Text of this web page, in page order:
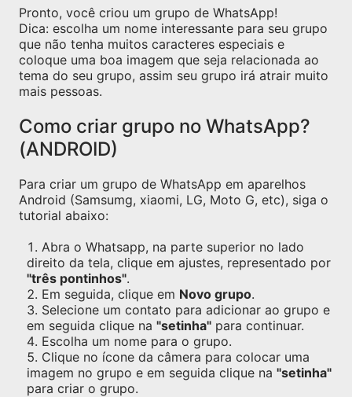
Pronto, você criou um grupo de WhatsApp!
Dica: escolha um nome interessante para seu grupo
que não tenha muitos caracteres especiais e
coloque uma boa imagem que seja relacionada ao
tema do seu grupo, assim seu grupo irá atrair muito
mais pessoas.
Como criar grupo no WhatsApp?
(ANDROID)
Para criar um grupo de WhatsApp em aparelhos
Android (Samsumg, xiaomi, LG, Moto G, etc), siga o
tutorial abaixo:
Abra o Whatsapp, na parte superior no lado
direito da tela, clique em ajustes, representado por
"três pontinhos".
Em seguida, clique em Novo grupo.
Selecione um contato para adicionar ao grupo e
em seguida clique na "setinha" para continuar.
Escolha um nome para o grupo.
Clique no ícone da câmera para colocar uma
imagem no grupo e em seguida clique na "setinha"
para criar o grupo.